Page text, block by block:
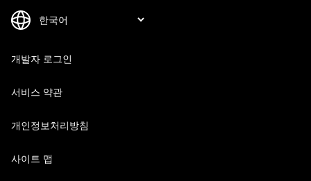
개발자 로그인
서비스 약관
개인정보처리방침
사이트 맵